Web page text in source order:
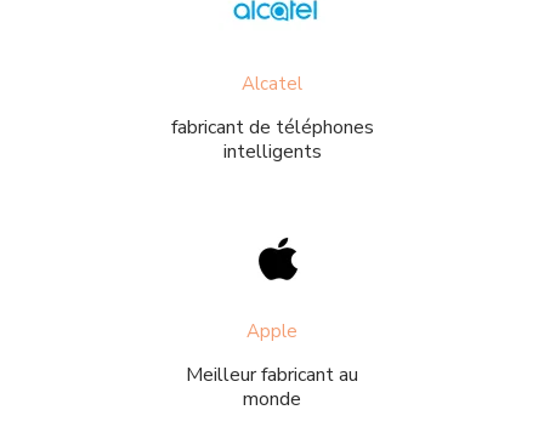
Alcatel
fabricant de téléphones
intelligents
Apple
Meilleur fabricant au
monde